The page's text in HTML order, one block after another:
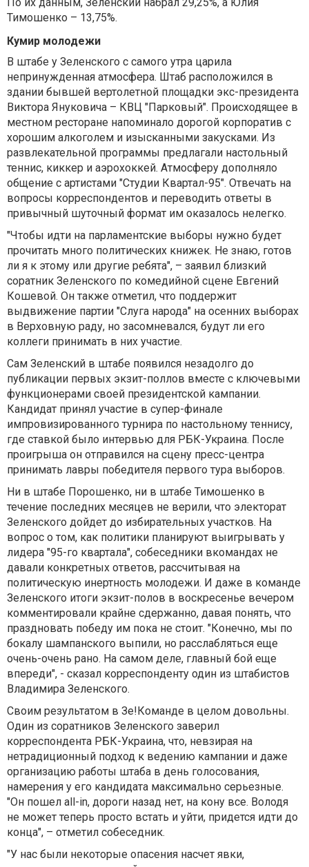
Тимошенко – 13,75%.
Кумир молодежи
В штабе у Зеленского с самого утра царила
непринужденная атмосфера. Штаб расположился в
здании бывшей вертолетной площадки экс-президента
Виктора Януковича – КВЦ "Парковый". Происходящее в
местном ресторане напоминало дорогой корпоратив с
хорошим алкоголем и изысканными закусками. Из
развлекательной программы предлагали настольный
теннис, киккер и аэрохоккей. Атмосферу дополняло
общение с артистами "Студии Квартал-95". Отвечать на
вопросы корреспондентов и переводить ответы в
привычный шуточный формат им оказалось нелегко.
"Чтобы идти на парламентские выборы нужно будет
прочитать много политических книжек. Не знаю, готов
ли я к этому или другие ребята", – заявил близкий
соратник Зеленского по комедийной сцене Евгений
Кошевой. Он также отметил, что поддержит
выдвижение партии "Слуга народа" на осенних выборах
в Верховную раду, но засомневался, будут ли его
коллеги принимать в них участие.
Сам Зеленский в штабе появился незадолго до
публикации первых экзит-поллов вместе с ключевыми
функционерами своей президентской кампании.
Кандидат принял участие в супер-финале
импровизированного турнира по настольному теннису,
где ставкой было интервью для РБК-Украина. После
проигрыша он отправился на сцену пресс-центра
принимать лавры победителя первого тура выборов.
Ни в штабе Порошенко, ни в штабе Тимошенко в
течение последних месяцев не верили, что электорат
Зеленского дойдет до избирательных участков. На
вопрос о том, как политики планируют выигрывать у
лидера "95-го квартала", собеседники вкомандах не
давали конкретных ответов, рассчитывая на
политическую инертность молодежи. И даже в команде
Зеленского итоги экзит-полов в воскресенье вечером
комментировали крайне сдержанно, давая понять, что
праздновать победу им пока не стоит. "Конечно, мы по
бокалу шампанского выпили, но расслабляться еще
очень-очень рано. На самом деле, главный бой еще
впереди", - сказал корреспонденту один из штабистов
Владимира Зеленского.
Своим результатом в Зе!Команде в целом довольны.
Один из соратников Зеленского заверил
корреспондента РБК-Украина, что, невзирая на
нетрадиционный подход к ведению кампании и даже
организацию работы штаба в день голосования,
намерения у его кандидата максимально серьезные.
"Он пошел all-in, дороги назад нет, на кону все. Володя
не может теперь просто встать и уйти, придется идти до
конца", – отметил собеседник.
"У нас были некоторые опасения насчет явки,